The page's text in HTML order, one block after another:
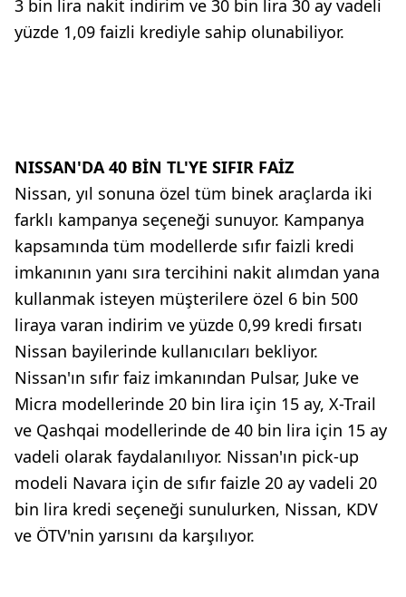
3 bin lira nakit indirim ve 30 bin lira 30 ay vadeli
yüzde 1,09 faizli krediyle sahip olunabiliyor.
NISSAN'DA 40 BİN TL'YE SIFIR FAİZ
Nissan, yıl sonuna özel tüm binek araçlarda iki
farklı kampanya seçeneği sunuyor. Kampanya
kapsamında tüm modellerde sıfır faizli kredi
imkanının yanı sıra tercihini nakit alımdan yana
kullanmak isteyen müşterilere özel 6 bin 500
liraya varan indirim ve yüzde 0,99 kredi fırsatı
Nissan bayilerinde kullanıcıları bekliyor.
Nissan'ın sıfır faiz imkanından Pulsar, Juke ve
Micra modellerinde 20 bin lira için 15 ay, X-Trail
ve Qashqai modellerinde de 40 bin lira için 15 ay
vadeli olarak faydalanılıyor. Nissan'ın pick-up
modeli Navara için de sıfır faizle 20 ay vadeli 20
bin lira kredi seçeneği sunulurken, Nissan, KDV
ve ÖTV'nin yarısını da karşılıyor.